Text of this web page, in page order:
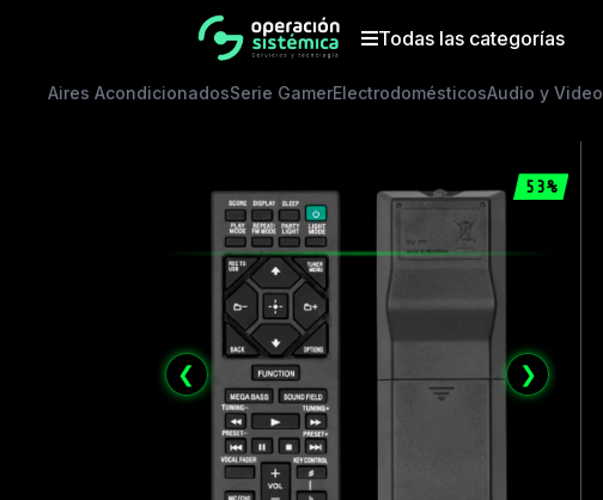
Todas las categorías
Aires AcondicionadosSerie GamerElectrodomésticosAudio y Video
53%
❮ ❯